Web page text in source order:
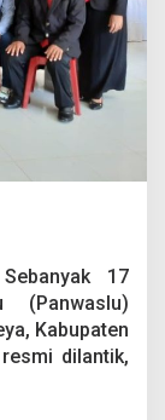
Sebanyak 17
(Panwaslu)
Kabupaten
dilantik,